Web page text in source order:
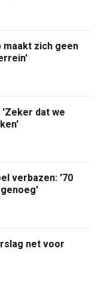
maakt zich geen
'Zeker dat we
verbazen: '70
net voor